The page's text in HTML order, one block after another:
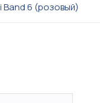
Band 6 (розовый)